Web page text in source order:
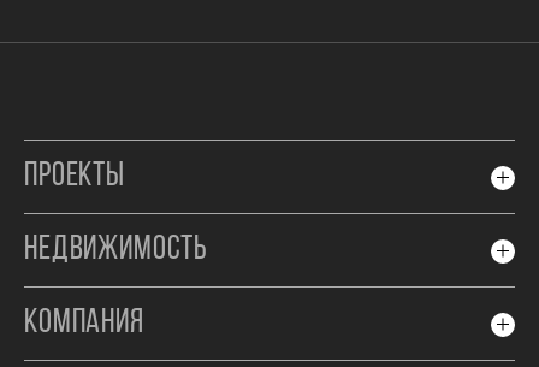
ПРОЕКТЫ
НЕДВИЖИМОСТЬ
КОМПАНИЯ